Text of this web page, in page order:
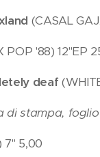
(CASAL
POP '88) 12"EP
deaf
di stampa,
7" 5,00